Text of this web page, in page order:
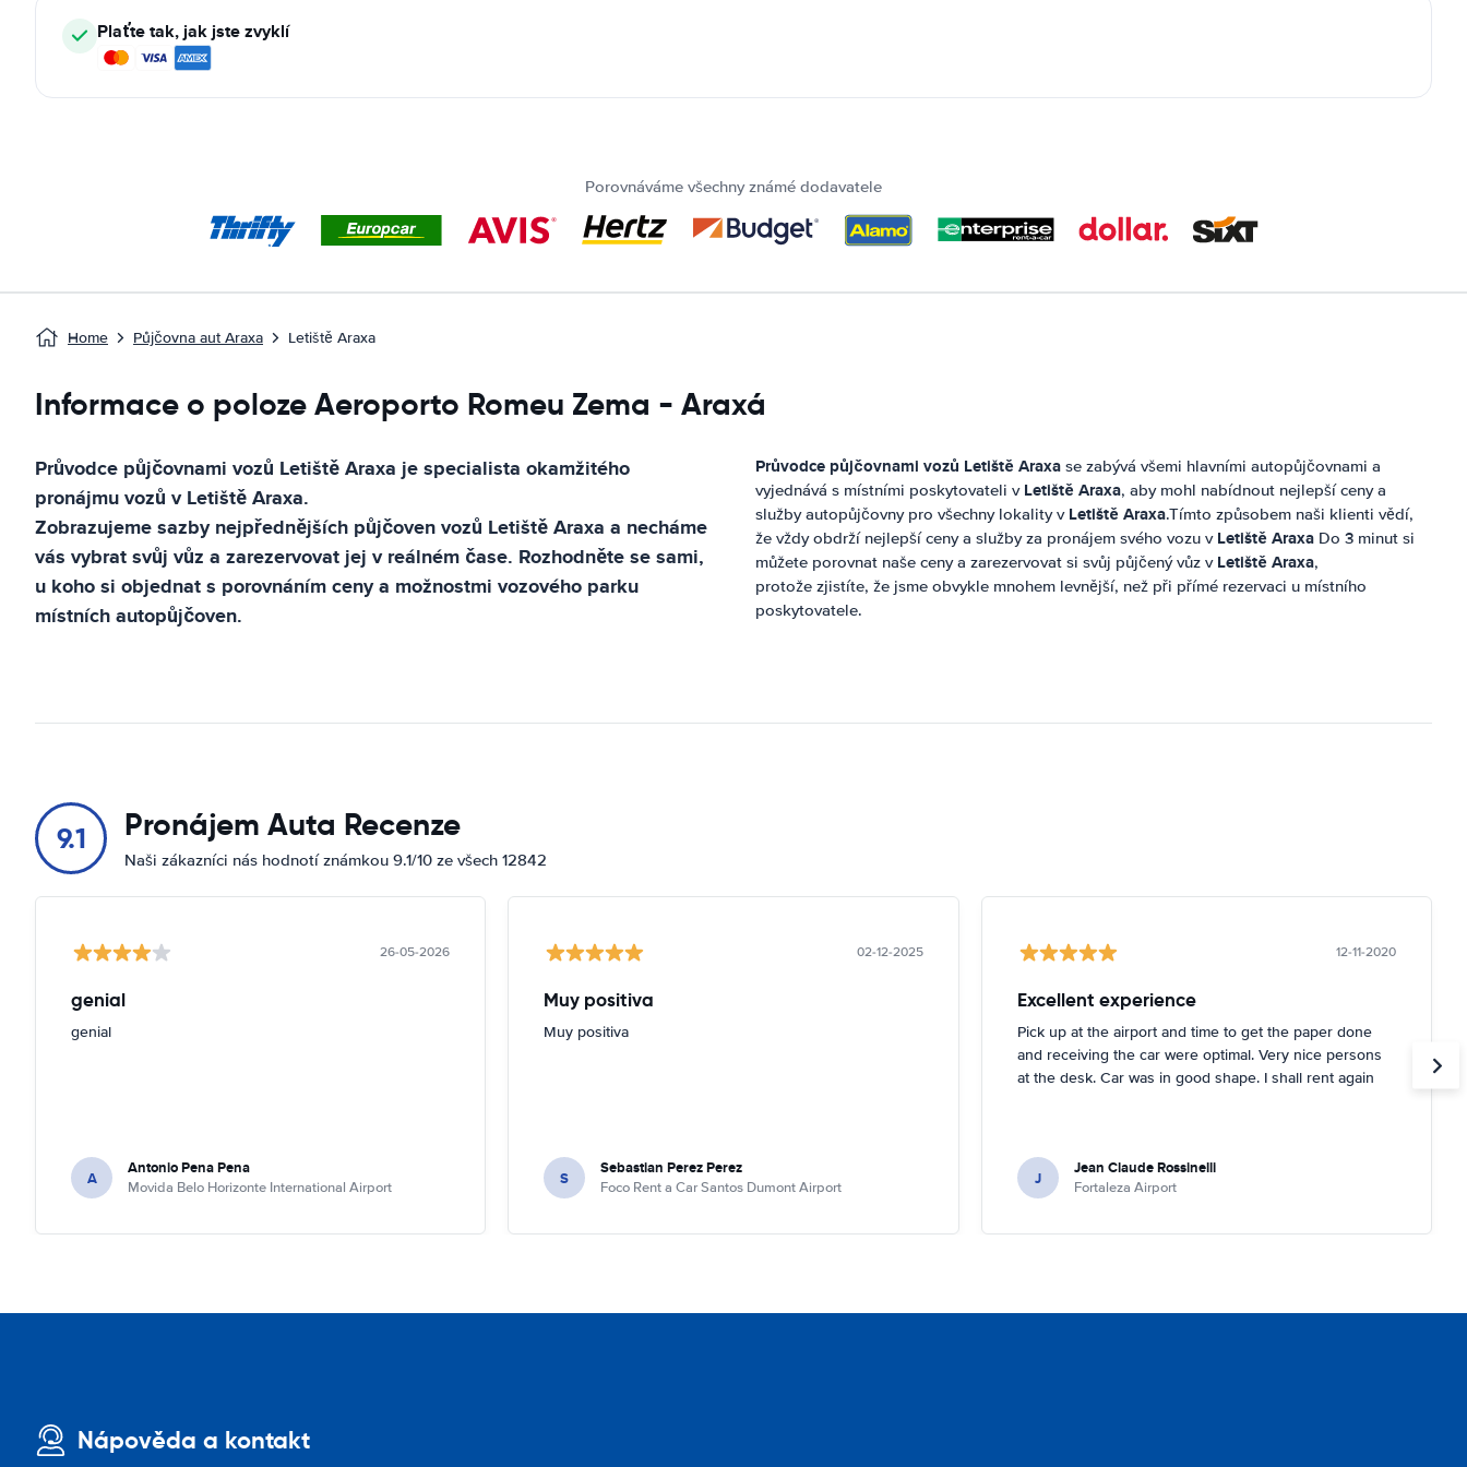
Plaťte tak, jak jste zvyklí
Porovnáváme všechny známé dodavatele
Home Půjčovna aut Araxa Letiště Araxa
Informace o poloze Aeroporto Romeu Zema - Araxá
Průvodce půjčovnami vozů Letiště Araxa je specialista okamžitého
pronájmu vozů vLetiště Araxa.
Zobrazujeme sazby nejpřednějších půjčoven vozů Letiště Araxa a necháme
vás vybrat svůj vůz a zarezervovat jej v reálném čase. Rozhodněte se sami,
u koho si objednat s porovnáním ceny a možnostmi vozového parku
místních autopůjčoven.
Průvodce půjčovnami vozů Letiště Araxa se zabývá všemi hlavními autopůjčovnami a
vyjednává s místními poskytovateli v Letiště Araxa, aby mohl nabídnout nejlepší ceny a
služby autopůjčovny pro všechny lokality v Letiště Araxa.Tímto způsobem naši klienti vědí,
že vždy obdrží nejlepší ceny a služby za pronájem svého vozu v Letiště Araxa Do 3 minut si
můžete porovnat naše ceny a zarezervovat si svůj půjčený vůz v Letiště Araxa,
protože zjistíte, že jsme obvykle mnohem levnější, než při přímé rezervaci u místního
poskytovatele.
9.1 Pronájem Auta Recenze
Naši zákazníci nás hodnotí známkou 9.1/10 ze všech 12842
26-05-2026
genial
genial
A Antonio Pena Pena
Movida Belo Horizonte International Airport
02-12-2025
Muy positiva
Muy positiva
S Sebastian Perez Perez
Foco Rent a Car Santos Dumont Airport
12-11-2020
Excellent experience
Pick up at the airport and time to get the paper done
and receiving the car were optimal. Very nice persons
at the desk. Car was in good shape. I shall rent again
J Jean Claude Rossinelli
Fortaleza Airport
Nápověda a kontakt